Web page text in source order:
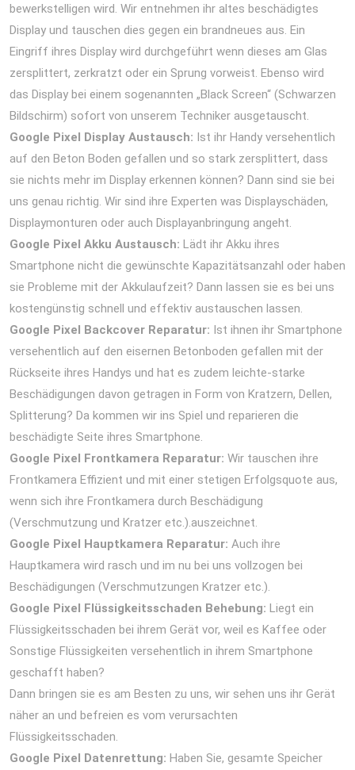
bewerkstelligen wird. Wir entnehmen ihr altes beschädigtes
Display und tauschen dies gegen ein brandneues aus. Ein
Eingriff ihres Display wird durchgeführt wenn dieses am Glas
zersplittert, zerkratzt oder ein Sprung vorweist. Ebenso wird
das Display bei einem sogenannten „Black Screen“ (Schwarzen
Bildschirm) sofort von unserem Techniker ausgetauscht.
Google Pixel Display Austausch: Ist ihr Handy versehentlich
auf den Beton Boden gefallen und so stark zersplittert, dass
sie nichts mehr im Display erkennen können? Dann sind sie bei
uns genau richtig. Wir sind ihre Experten was Displayschäden,
Displaymonturen oder auch Displayanbringung angeht.
Google Pixel Akku Austausch: Lädt ihr Akku ihres
Smartphone nicht die gewünschte Kapazitätsanzahl oder haben
sie Probleme mit der Akkulaufzeit? Dann lassen sie es bei uns
kostengünstig schnell und effektiv austauschen lassen.
Google Pixel Backcover Reparatur: Ist ihnen ihr Smartphone
versehentlich auf den eisernen Betonboden gefallen mit der
Rückseite ihres Handys und hat es zudem leichte-starke
Beschädigungen davon getragen in Form von Kratzern, Dellen,
Splitterung? Da kommen wir ins Spiel und reparieren die
beschädigte Seite ihres Smartphone.
Google Pixel Frontkamera Reparatur: Wir tauschen ihre
Frontkamera Effizient und mit einer stetigen Erfolgsquote aus,
wenn sich ihre Frontkamera durch Beschädigung
(Verschmutzung und Kratzer etc.).auszeichnet.
Google Pixel Hauptkamera Reparatur: Auch ihre
Hauptkamera wird rasch und im nu bei uns vollzogen bei
Beschädigungen (Verschmutzungen Kratzer etc.).
Google Pixel Flüssigkeitsschaden Behebung: Liegt ein
Flüssigkeitsschaden bei ihrem Gerät vor, weil es Kaffee oder
Sonstige Flüssigkeiten versehentlich in ihrem Smartphone
geschafft haben?
Dann bringen sie es am Besten zu uns, wir sehen uns ihr Gerät
näher an und befreien es vom verursachten
Flüssigkeitsschaden.
Google Pixel Datenrettung: Haben Sie, gesamte Speicher